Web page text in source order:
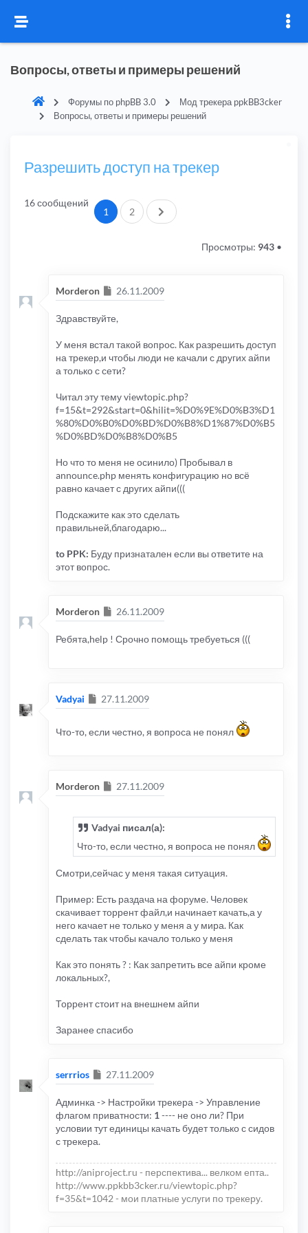
Вопросы, ответы и примеры решений
Форумы по phpBB 3.0
Мод трекера ppkBB3cker
Вопросы, ответы и примеры решений
Разрешить доступ на трекер
16 сообщений
1 2 След.
Просмотры: 943 •
Morderon Сообщение
26.11.2009
Здравствуйте,
У меня встал такой вопрос. Как разрешить доступ
на трекер,и чтобы люди не качали с других айпи
а только с сети?
Читал эту тему viewtopic.php?
f=15&t=292&start=0&hilit=%D0%9E%D0%B3%D1
%80%D0%B0%D0%BD%D0%B8%D1%87%D0%B5
%D0%BD%D0%B8%D0%B5
Но что то меня не осинило) Пробывал в
announce.php менять конфигурацию но всё
равно качает с других айпи(((
Подскажите как это сделать
правильней,благодарю...
to PPK: Буду признатален если вы ответите на
этот вопрос.
Morderon Сообщение
26.11.2009
Ребята,help ! Срочно помощь требуеться (((
Vadyai Сообщение
27.11.2009
Что-то, если честно, я вопроса не понял
Morderon Сообщение
27.11.2009
Vadyai писал(а):
Что-то, если честно, я вопроса не понял
Смотри,сейчас у меня такая ситуация.
Пример: Есть раздача на форуме. Человек
скачивает торрент файл,и начинает качать,а у
него качает не только у меня а у мира. Как
сделать так чтобы качало только у меня
Как это понять ? : Как запретить все айпи кроме
локальных?,
Торрент стоит на внешнем айпи
Заранее спасибо
serrrios Сообщение
27.11.2009
Админка -> Настройки трекера -> Управление
флагом приватности: 1 ---- не оно ли? При
условии тут единицы качать будет только с сидов
с трекера.
http://aniproject.ru - перспектива... велком епта..
http://www.ppkbb3cker.ru/viewtopic.php?
f=35&t=1042 - мои платные услуги по трекеру.